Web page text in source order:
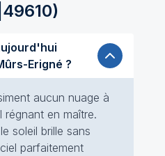
)
à Mûrs-Erigné ?
aucun nuage à
régnant en maître.
soleil brille sans
parfaitement